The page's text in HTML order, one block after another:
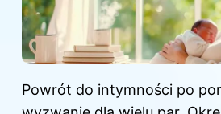
Powrót do intymności po